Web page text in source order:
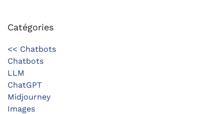
Catégories
<< Chatbots
Chatbots
LLM
ChatGPT
Midjourney
Images